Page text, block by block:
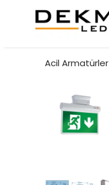
Acil Armatürler